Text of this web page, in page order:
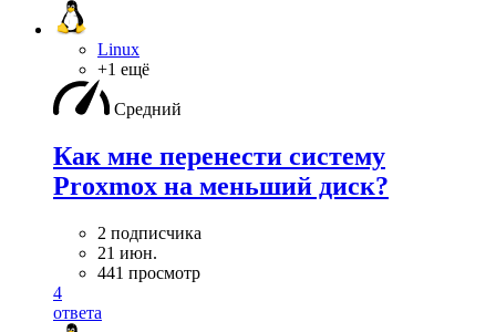
Linux
+1 ещё
Средний
Как мне перенести систему
Proxmox на меньший диск?
2 подписчика
21 июн.
441 просмотр
4
ответа